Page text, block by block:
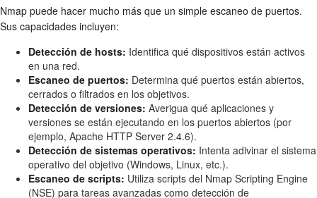
Nmap puede hacer mucho más que un simple escaneo de puertos.
Sus capacidades incluyen:
Detección de hosts: Identifica qué dispositivos están activos
en una red.
Escaneo de puertos: Determina qué puertos están abiertos,
cerrados o filtrados en los objetivos.
Detección de versiones: Averigua qué aplicaciones y
versiones se están ejecutando en los puertos abiertos (por
ejemplo, Apache HTTP Server 2.4.6).
Detección de sistemas operativos: Intenta adivinar el sistema
operativo del objetivo (Windows, Linux, etc.).
Escaneo de scripts: Utiliza scripts del Nmap Scripting Engine
(NSE) para tareas avanzadas como detección de